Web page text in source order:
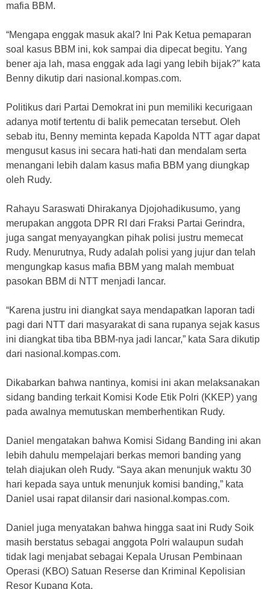
mafia BBM.
“Mengapa enggak masuk akal? Ini Pak Ketua pemaparan
soal kasus BBM ini, kok sampai dia dipecat begitu. Yang
bener aja lah, masa enggak ada lagi yang lebih bijak?” kata
Benny dikutip dari nasional.kompas.com.
Politikus dari Partai Demokrat ini pun memiliki kecurigaan
adanya motif tertentu di balik pemecatan tersebut. Oleh
sebab itu, Benny meminta kepada Kapolda NTT agar dapat
mengusut kasus ini secara hati-hati dan mendalam serta
menangani lebih dalam kasus mafia BBM yang diungkap
oleh Rudy.
Rahayu Saraswati Dhirakanya Djojohadikusumo, yang
merupakan anggota DPR RI dari Fraksi Partai Gerindra,
juga sangat menyayangkan pihak polisi justru memecat
Rudy. Menurutnya, Rudy adalah polisi yang jujur dan telah
mengungkap kasus mafia BBM yang malah membuat
pasokan BBM di NTT menjadi lancar.
“Karena justru ini diangkat saya mendapatkan laporan tadi
pagi dari NTT dari masyarakat di sana rupanya sejak kasus
ini diangkat tiba tiba BBM-nya jadi lancar,” kata Sara dikutip
dari nasional.kompas.com.
Dikabarkan bahwa nantinya, komisi ini akan melaksanakan
sidang banding terkait Komisi Kode Etik Polri (KKEP) yang
pada awalnya memutuskan memberhentikan Rudy.
Daniel mengatakan bahwa Komisi Sidang Banding ini akan
lebih dahulu mempelajari berkas memori banding yang
telah diajukan oleh Rudy. “Saya akan menunjuk waktu 30
hari kepada saya untuk menunjuk komisi banding,” kata
Daniel usai rapat dilansir dari nasional.kompas.com.
Daniel juga menyatakan bahwa hingga saat ini Rudy Soik
masih berstatus sebagai anggota Polri walaupun sudah
tidak lagi menjabat sebagai Kepala Urusan Pembinaan
Operasi (KBO) Satuan Reserse dan Kriminal Kepolisian
Resor Kupang Kota.